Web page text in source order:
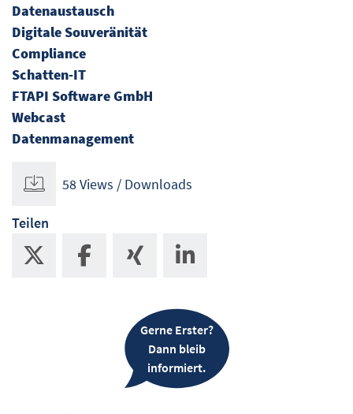
Datenaustausch
Digitale Souveränität
Compliance
Schatten-IT
FTAPI Software GmbH
Webcast
Datenmanagement
58 Views / Downloads
Teilen
Gerne Erster?
Dann bleib
informiert.